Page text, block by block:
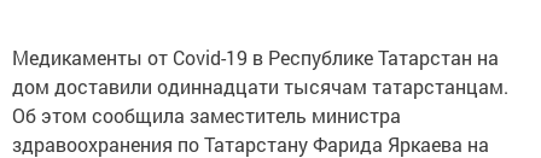
Медикаменты от Covid-19 в Республике Татарстан на
дом доставили одиннадцати тысячам татарстанцам.
Об этом сообщила заместитель министра
здравоохранения по Татарстану Фарида Яркаева на